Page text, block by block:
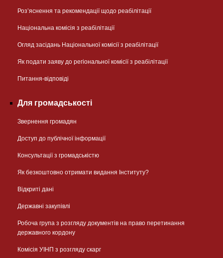
Розʼяснення та рекомендації щодо реабілітації
Національна комісія з реабілітації
Огляд засідань Національної комісії з реабілітації
Як подати заяву до регіональної комісії з реабілітації
Питання-відповіді
Для громадськості
Звернення громадян
Доступ до публічної інформації
Консультації з громадськістю
Як безкоштовно отримати видання Інституту?
Відкриті дані
Державні закупівлі
Робоча група з розгляду документів на право перетинання
державного кордону
Комісія УІНП з розгляду скарг